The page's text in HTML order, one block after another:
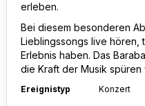
erleben.
Bei diesem besonderen
Lieblingssongs live hören,
Erlebnis haben. Das
die Kraft der Musik spüren
Ereignistyp Konzert